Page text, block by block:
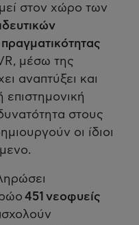
στον χώρο των
μέσω της
αναπτύξει και
επιστημονική
στους
οι ίδιοι
451 νεοφυείς